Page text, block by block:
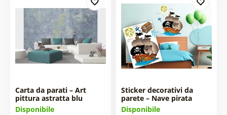
Carta da parati – Art
pittura astratta blu
Disponibile
Sticker decorativi da
parete – Nave pirata
Disponibile